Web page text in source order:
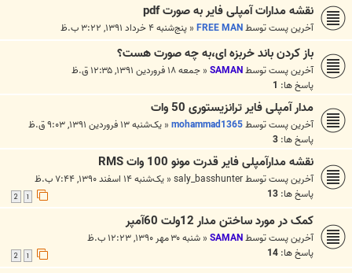
نقشه مدارات آمپلی فایر به صورت pdf
آخرین پست توسطFREE MAN
« پنج‌شنبه ۴ خرداد ۱۳۹۱, ۳:۲۲ ب.ظ
باز کردن باند خربزه ای،به چه صورت هست؟
آخرین پست توسطSAMAN
« جمعه ۱۸ فروردین ۱۳۹۱, ۱۲:۳۵ ق.ظ
پاسخ ها: 1
مدار آمپلی فایر ترانزیستوری 50 وات
آخرین پست توسطmohammad1365
« یک‌شنبه ۱۳ فروردین ۱۳۹۱, ۹:۰۳ ق.ظ
پاسخ ها: 3
نقشه مدارآمپلی فایر قدرت مونو 100 وات RMS
آخرین پست توسطsaly_basshunter
« یک‌شنبه ۱۴ اسفند ۱۳۹۰, ۷:۴۴ ب.ظ
پاسخ ها: 13
کمک در مورد ساختن مدار 12ولت 60آمپر
آخرین پست توسطSAMAN
« شنبه ۳۰ مهر ۱۳۹۰, ۱۲:۲۳ ب.ظ
پاسخ ها: 14